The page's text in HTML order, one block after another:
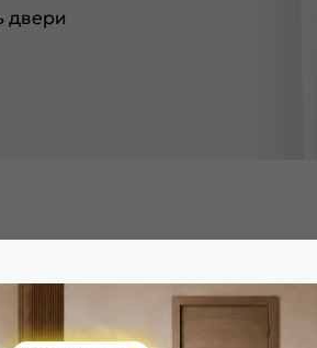
двери
эмаль. Экологично,